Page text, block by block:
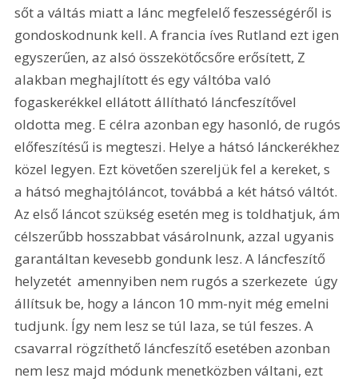
sőt a váltás miatt a lánc megfelelő feszességéről is
gondoskodnunk kell. A francia íves Rutland ezt igen
egyszerűen, az alsó összekötőcsőre erősített, Z
alakban meghajlított és egy váltóba való
fogaskerékkel ellátott állítható láncfeszítővel
oldotta meg. E célra azonban egy hasonló, de rugós
előfeszítésű is megteszi. Helye a hátsó lánckerékhez
közel legyen. Ezt követően szereljük fel a kereket, s
a hátsó meghajtóláncot, továbbá a két hátsó váltót.
Az első láncot szükség esetén meg is toldhatjuk, ám
célszerűbb hosszabbat vásárolnunk, azzal ugyanis
garantáltan kevesebb gondunk lesz. A láncfeszítő
helyzetét  amennyiben nem rugós a szerkezete  úgy
állítsuk be, hogy a láncon 10 mm-nyit még emelni
tudjunk. Így nem lesz se túl laza, se túl feszes. A
csavarral rögzíthető láncfeszítő esetében azonban
nem lesz majd módunk menetközben váltani, ezt